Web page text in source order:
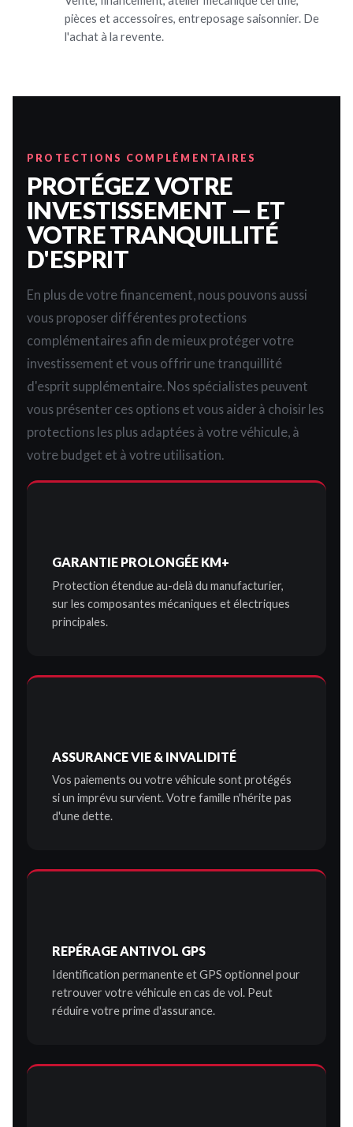
pièces et accessoires, entreposage saisonnier. De
l'achat à la revente.
PROTECTIONS COMPLÉMENTAIRES
PROTÉGEZ VOTRE
INVESTISSEMENT — ET
VOTRE TRANQUILLITÉ
D'ESPRIT
En plus de votre financement, nous pouvons aussi
vous proposer différentes protections
complémentaires afin de mieux protéger votre
investissement et vous offrir une tranquillité
d'esprit supplémentaire. Nos spécialistes peuvent
vous présenter ces options et vous aider à choisir les
protections les plus adaptées à votre véhicule, à
votre budget et à votre utilisation.
GARANTIE PROLONGÉE KM+
Protection étendue au-delà du manufacturier,
sur les composantes mécaniques et électriques
principales.
ASSURANCE VIE & INVALIDITÉ
Vos paiements ou votre véhicule sont protégés
si un imprévu survient. Votre famille n'hérite pas
d'une dette.
REPÉRAGE ANTIVOL GPS
Identification permanente et GPS optionnel pour
retrouver votre véhicule en cas de vol. Peut
réduire votre prime d'assurance.